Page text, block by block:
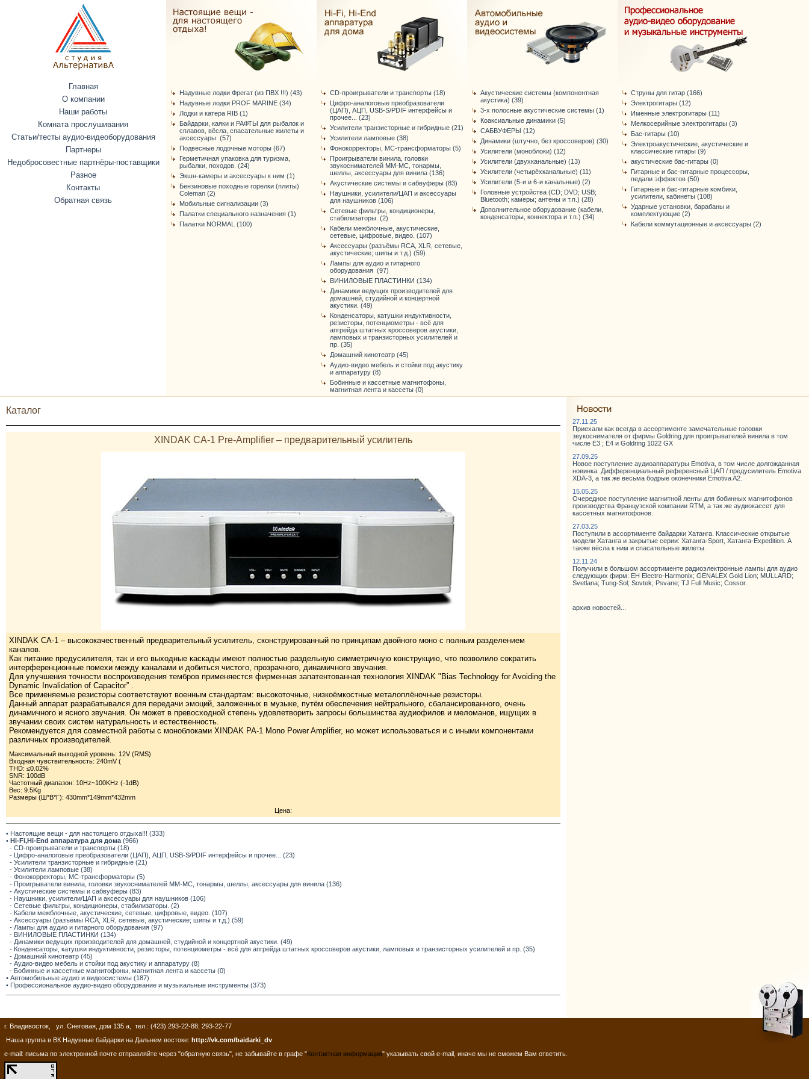
Главная
О компании
Наши работы
Комната прослушивания
Статьи/тесты аудио-видеоборудования
Партнеры
Недобросовестные партнёры-поставщики
Разное
Контакты
Обратная связь
Надувные лодки Фрегат (из ПВХ !!!) (43)
Надувные лодки PROF MARINE (34)
Лодки и катера RIB (1)
Байдарки, каяки и РАФТЫ для рыбалок и
сплавов, вёсла, спасательные жилеты и
аксессуары (57)
Подвесные лодочные моторы (67)
Герметичная упаковка для туризма,
рыбалки, походов. (24)
Экшн-камеры и аксессуары к ним (1)
Бензиновые походные горелки (плиты)
Coleman (2)
Мобильные сигнализации (3)
Палатки специального назначения (1)
Палатки NORMAL (100)
CD-проигрыватели и транспорты (18)
Цифро-аналоговые преобразователи
(ЦАП), АЦП, USB-S/PDIF интерфейсы и
прочее... (23)
Усилители транзисторные и гибридные (21)
Усилители ламповые (38)
Фонокорректоры, МС-трансформаторы (5)
Проигрыватели винила, головки
звукоснимателей ММ-МС, тонармы,
шеллы, аксессуары для винила (136)
Акустические системы и сабвуферы (83)
Наушники, усилители/ЦАП и аксессуары
для наушников (106)
Сетевые фильтры, кондиционеры,
стабилизаторы. (2)
Кабели межблочные, акустические,
сетевые, цифровые, видео. (107)
Аксессуары (разъёмы RCA, XLR, сетевые,
акустические; шипы и т.д.) (59)
Лампы для аудио и гитарного
оборудования (97)
ВИНИЛОВЫЕ ПЛАСТИНКИ (134)
Динамики ведущих производителей для
домашней, студийной и концертной
акустики. (49)
Конденсаторы, катушки индуктивности,
резисторы, потенциометры - всё для
апгрейда штатных кроссоверов акустики,
ламповых и транзисторных усилителей и
пр. (35)
Домашний кинотеатр (45)
Аудио-видео мебель и стойки под акустику
и аппаратуру (8)
Бобинные и кассетные магнитофоны,
магнитная лента и кассеты (0)
Акустические системы (компонентная
акустика) (39)
3-х полосные акустические системы (1)
Коаксиальные динамики (5)
САБВУФЕРЫ (12)
Динамики (штучно, без кроссоверов) (30)
Усилители (моноблоки) (12)
Усилители (двухканальные) (13)
Усилители (четырёхканальные) (11)
Усилители (5-и и 6-и канальные) (2)
Головные устройства (CD; DVD; USB;
Bluetooth; камеры; антены и т.п.) (28)
Дополнительное оборудование (кабели,
конденсаторы, коннектора и т.п.) (34)
Струны для гитар (166)
Электрогитары (12)
Именные электрогитары (11)
Мелкосерийные электрогитары (3)
Бас-гитары (10)
Электроакустические, акустические и
классические гитары (9)
акустические бас-гитары (0)
Гитарные и бас-гитарные процессоры,
педали эффектов (50)
Гитарные и бас-гитарные комбики,
усилители, кабинеты (108)
Ударные установки, барабаны и
комплектующие (2)
Кабели коммутационные и аксессуары (2)
Каталог
XINDAK CA-1 Pre-Amplifier – предварительный усилитель
XINDAK CA-1 – высококачественный предварительный усилитель, сконструированный по принципам двойного моно с полным разделением
каналов.
Как питание предусилителя, так и его выходные каскады имеют полностью раздельную симметричную конструкцию, что позволило сократить
интерференционные помехи между каналами и добиться чистого, прозрачного, динамичного звучания.
Для улучшения точности воспроизведения тембров применяестся фирменная запатентованная технология XINDAK "Bias Technology for Avoiding the
Dynamic Invalidation of Capacitor” .
Все применяемые резисторы соответствуют военным стандартам: высокоточные, низкоёмкостные металоплёночные резисторы.
Данный аппарат разрабатывался для передачи эмоций, заложенных в музыке, путём обеспечения нейтрального, сбалансированного, очень
динамичного и ясного звучания. Он может в превосходной степень удовлетворить запросы большинства аудиофилов и меломанов, ищущих в
звучании своих систем натуральность и естественность.
Рекомендуется для совместной работы с моноблоками XINDAK PA-1 Mono Power Amplifier, но может использоваться и с иными компонентами
различных производителей.
Максимальный выходной уровень: 12V (RMS)
Входная чувствительность: 240mV (
THD: ≤0.02%
SNR: 100dB
Частотный диапазон: 10Hz~100KHz (-1dB)
Вес: 9.5Kg
Размеры (Ш*В*Г): 430mm*149mm*432mm
Цена:
• Настоящие вещи - для настоящего отдыха!!! (333)
• Hi-Fi,Hi-End аппаратура для дома (966)
- CD-проигрыватели и транспорты (18)
- Цифро-аналоговые преобразователи (ЦАП), АЦП, USB-S/PDIF интерфейсы и прочее... (23)
- Усилители транзисторные и гибридные (21)
- Усилители ламповые (38)
- Фонокорректоры, МС-трансформаторы (5)
- Проигрыватели винила, головки звукоснимателей ММ-МС, тонармы, шеллы, аксессуары для винила (136)
- Акустические системы и сабвуферы (83)
- Наушники, усилители/ЦАП и аксессуары для наушников (106)
- Сетевые фильтры, кондиционеры, стабилизаторы. (2)
- Кабели межблочные, акустические, сетевые, цифровые, видео. (107)
- Аксессуары (разъёмы RCA, XLR, сетевые, акустические; шипы и т.д.) (59)
- Лампы для аудио и гитарного оборудования (97)
- ВИНИЛОВЫЕ ПЛАСТИНКИ (134)
- Динамики ведущих производителей для домашней, студийной и концертной акустики. (49)
- Конденсаторы, катушки индуктивности, резисторы, потенциометры - всё для апгрейда штатных кроссоверов акустики, ламповых и транзисторных усилителей и пр. (35)
- Домашний кинотеатр (45)
- Аудио-видео мебель и стойки под акустику и аппаратуру (8)
- Бобинные и кассетные магнитофоны, магнитная лента и кассеты (0)
• Автомобильные аудио и видеосистемы (187)
• Профессиональное аудио-видео оборудование и музыкальные инструменты (373)
27.11.25
Приехали как всегда в ассортименте замечательные головки
звукоснимателя от фирмы Goldring для проигрывателей винила в том
числе E3 ; E4 и Goldring 1022 GX
27.09.25
Новое поступление аудиоаппаратуры Emotiva, в том числе долгожданная
новинка: Дифференциальный референсный ЦАП / предусилитель Emotiva
XDA-3, а так же весьма бодрые оконечники Emotiva A2.
15.05.25
Очередное поступление магнитной ленты для бобинных магнитофонов
производства Французской компании RTM, а так же аудиокассет для
кассетных магнитофонов.
27.03.25
Поступили в ассортименте байдарки Хатанга. Классические открытые
модели Хатанга и закрытые серии: Хатанга-Sport, Хатанга-Expedition. А
также вёсла к ним и спасательные жилеты.
12.11.24
Получили в большом ассортименте радиоэлектронные лампы для аудио
следующих фирм: EH Electro-Harmonix; GENALEX Gold Lion; MULLARD;
Svetlana; Tung-Sol; Sovtek; Psvane; TJ Full Music; Cossor.
архив новостей...
г. Владивосток, ул. Снеговая, дом 135 а, тел.: (423) 293-22-88; 293-22-77
Наша группа в ВК Надувные байдарки на Дальнем востоке: http://vk.com/baidarki_dv
e-mail: письма по электронной почте отправляйте через "обратную связь", не забывайте в графе "Контактная информация" указывать свой e-mail, иначе мы не сможем Вам ответить.